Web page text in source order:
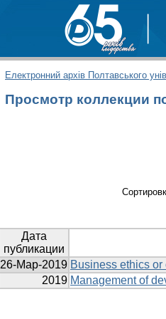
Електронний архів Полтавського
Просмотр коллекции
Дата
публикации
26-Мар-2019 Business ethics
2019 Management of